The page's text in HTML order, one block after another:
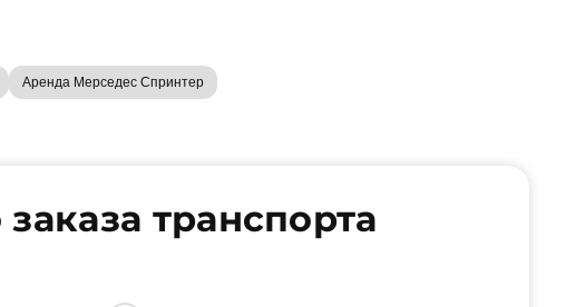
Аренда Мерседес Спринтер
транспорта